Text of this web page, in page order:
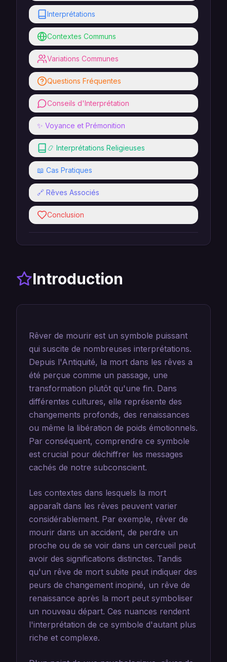
Interprétations
Contextes Communs
Variations Communes
Questions Fréquentes
Conseils d'Interprétation
✨ Voyance et Prémonition
📿 Interprétations Religieuses
📖 Cas Pratiques
🔗 Rêves Associés
Conclusion
Introduction
Rêver de mourir est un symbole puissant
qui suscite de nombreuses interprétations.
Depuis l'Antiquité, la mort dans les rêves a
été perçue comme un passage, une
transformation plutôt qu'une fin. Dans
différentes cultures, elle représente des
changements profonds, des renaissances
ou même la libération de poids émotionnels.
Par conséquent, comprendre ce symbole
est crucial pour déchiffrer les messages
cachés de notre subconscient.
Les contextes dans lesquels la mort
apparaît dans les rêves peuvent varier
considérablement. Par exemple, rêver de
mourir dans un accident, de perdre un
proche ou de se voir dans un cercueil peut
avoir des significations distinctes. Tandis
qu'un rêve de mort subite peut indiquer des
peurs de changement inopiné, un rêve de
renaissance après la mort peut symboliser
un nouveau départ. Ces nuances rendent
l'interprétation de ce symbole d'autant plus
riche et complexe.